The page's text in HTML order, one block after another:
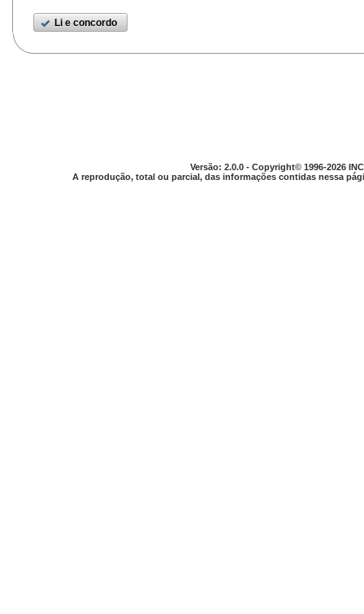
Li e concordo
Versão: 2.0.0 - Copyright© 1996-2026
A reprodução, total ou parcial, das informações contidas nessa